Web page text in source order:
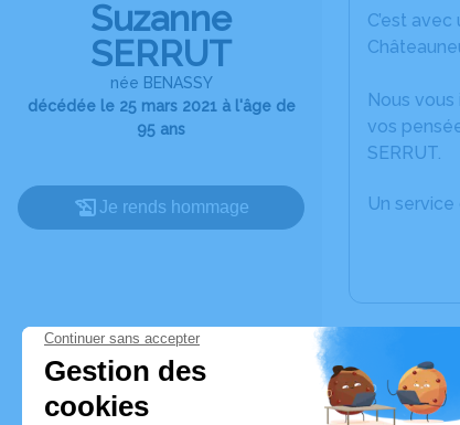
Suzanne
SERRUT
née BENASSY
décédée le 25 mars 2021 à l'âge de
95 ans
Je rends hommage
C’est
Nous
vos
SERRUT.
Un